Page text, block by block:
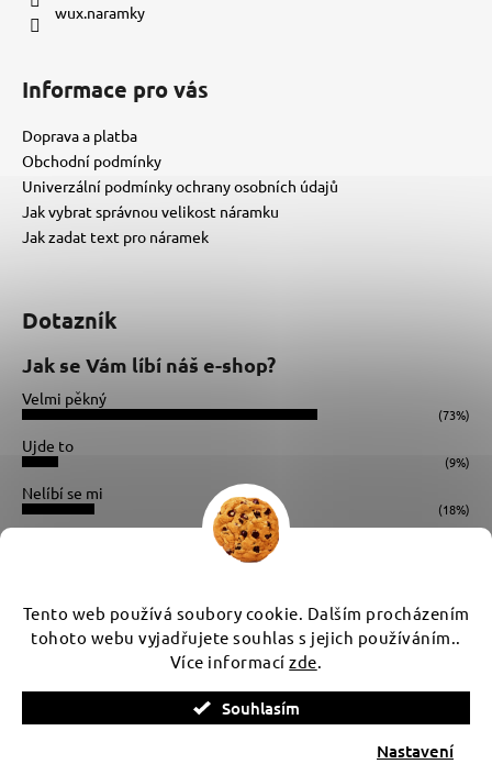
Tento web používá soubory cookie. Dalším procházením
tohoto webu vyjadřujete souhlas s jejich používáním..
Více informacízde.
Souhlasím
Nastavení
wux.naramky
Informace pro vás
Doprava a platba
Obchodní podmínky
Univerzální podmínky ochrany osobních údajů
Jak vybrat správnou velikost náramku
Jak zadat text pro náramek
Dotazník
Jak se Vám líbí náš e-shop?
Velmi pěkný
(73%)
Ujde to
(9%)
Nelíbí se mi
(18%)
Instagram
WUX. Všechna práva vyhrazena.